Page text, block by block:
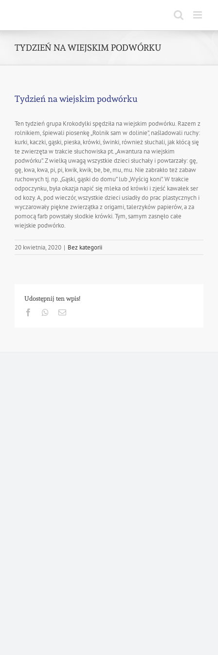
TYDZIEŃ NA WIEJSKIM PODWÓRKU
Tydzień na wiejskim podwórku
Ten tydzień grupa Krokodylki spędziła na wiejskim podwórku. Razem z
rolnikiem, śpiewali piosenkę „Rolnik sam w dolinie”, naśladowali ruchy:
kurki, kaczki, gąski, pieska, krówki, świnki, również słuchali, jak kłócą się
te zwierzęta w trakcie słuchowiska pt. „Awantura na wiejskim
podwórku”. Z wielką uwagą wszystkie dzieci słuchały i powtarzały: gę,
gę, kwa, kwa, pi, pi, kwik, kwik, be, be, mu, mu. Nie zabrakło też zabaw
ruchowych tj. np. „Gąski, gąski do domu” lub „Wyścig koni”. W trakcie
odpoczynku, była okazja napić się mleka od krówki i zjeść kawałek ser
od kozy. A, pod wieczór, wszystkie dzieci usiadły do prac plastycznych i
wyczarowały piękne zwierzątka z origami, talerzyków papierów, a za
pomocą farb powstały słodkie krówki. Tym, samym zasnęło całe
wiejskie podwórko.
20 kwietnia, 2020 | Bez kategorii
Udostępnij ten wpis!
FacebookWhatsapp
Email